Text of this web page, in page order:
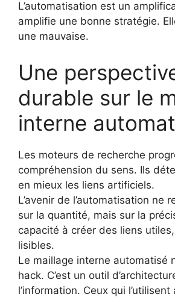
L’automatisation est un
amplifie une bonne stratégie.
une mauvaise.
Une
durable sur le
interne
Les moteurs de recherche
compréhension du sens. Ils
en mieux les liens artificiels.
L’avenir de l’automatisation ne
sur la quantité, mais sur la
capacité à créer des liens
lisibles.
Le maillage interne automatisé
hack. C’est un outil
l’information. Ceux qui